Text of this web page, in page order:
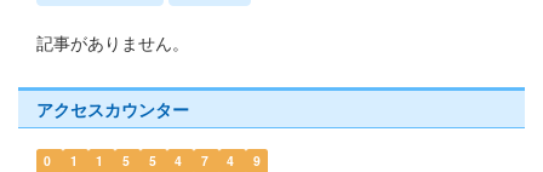
記事がありません。
アクセスカウンター
0 1 1 5 5 4 7 4 9